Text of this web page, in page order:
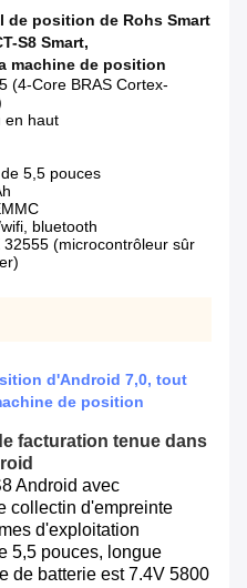
de position de Rohs Smart
S8 Smart,
machine de position
(4-Core BRAS Cortex-
en haut
5,5 pouces
bluetooth
32555 (microcontrôleur sûr
d'Android 7,0, tout
de position
facturation tenue dans
Android avec
collectin d'empreinte
d'exploitation
5,5 pouces, longue
de batterie est 7.4V 5800